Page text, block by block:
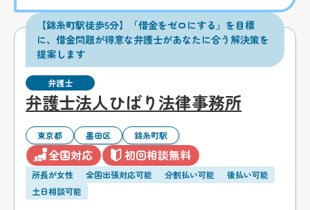
【錦糸町駅徒歩5分】「借金をゼロにする」を目標
に、借金問題が得意な弁護士があなたに合う解決策を
提案します
弁護士
弁護士法人ひばり法律事務所
東京都 墨田区 錦糸町駅
全国対応 初回相談無料
所長が女性 全国出張対応可能 分割払い可能
後払い可能
土日相談可能